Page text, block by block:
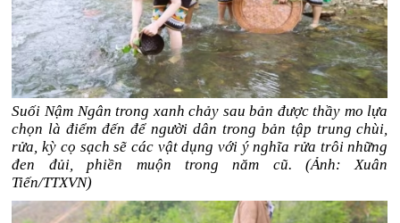
Suối Nậm Ngân trong xanh chảy sau bản được thầy mo lựa
chọn là điểm đến để người dân trong bản tập trung chùi,
rửa, kỳ cọ sạch sẽ các vật dụng với ý nghĩa rửa trôi những
đen đủi, phiền muộn trong năm cũ. (Ảnh: Xuân
Tiến/TTXVN)